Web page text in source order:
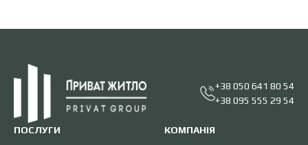
+38 050 641 80 54
+38 095 555 29 54
ПОСЛУГИ КОМПАНІЯ